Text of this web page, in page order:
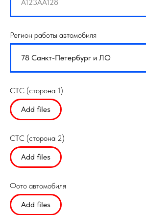
Регион работы автомобиля
СТС (сторона 1)
Add files
СТС (сторона 2)
Add files
Фото автомобиля
Add files